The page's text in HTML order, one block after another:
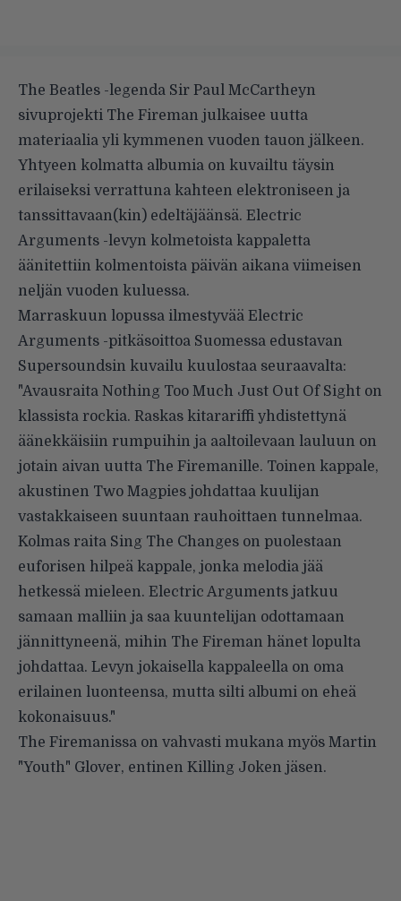
The Beatles -legenda Sir Paul McCartheyn
sivuprojekti The Fireman julkaisee uutta
materiaalia yli kymmenen vuoden tauon jälkeen.
Yhtyeen kolmatta albumia on kuvailtu täysin
erilaiseksi verrattuna kahteen elektroniseen ja
tanssittavaan(kin) edeltäjäänsä. Electric
Arguments -levyn kolmetoista kappaletta
äänitettiin kolmentoista päivän aikana viimeisen
neljän vuoden kuluessa.
Marraskuun lopussa ilmestyvää Electric
Arguments -pitkäsoittoa Suomessa edustavan
Supersoundsin kuvailu kuulostaa seuraavalta:
"Avausraita Nothing Too Much Just Out Of Sight on
klassista rockia. Raskas kitarariffi yhdistettynä
äänekkäisiin rumpuihin ja aaltoilevaan lauluun on
jotain aivan uutta The Firemanille. Toinen kappale,
akustinen Two Magpies johdattaa kuulijan
vastakkaiseen suuntaan rauhoittaen tunnelmaa.
Kolmas raita Sing The Changes on puolestaan
euforisen hilpeä kappale, jonka melodia jää
hetkessä mieleen. Electric Arguments jatkuu
samaan malliin ja saa kuuntelijan odottamaan
jännittyneenä, mihin The Fireman hänet lopulta
johdattaa. Levyn jokaisella kappaleella on oma
erilainen luonteensa, mutta silti albumi on eheä
kokonaisuus."
The Firemanissa on vahvasti mukana myös Martin
"Youth" Glover, entinen Killing Joken jäsen.